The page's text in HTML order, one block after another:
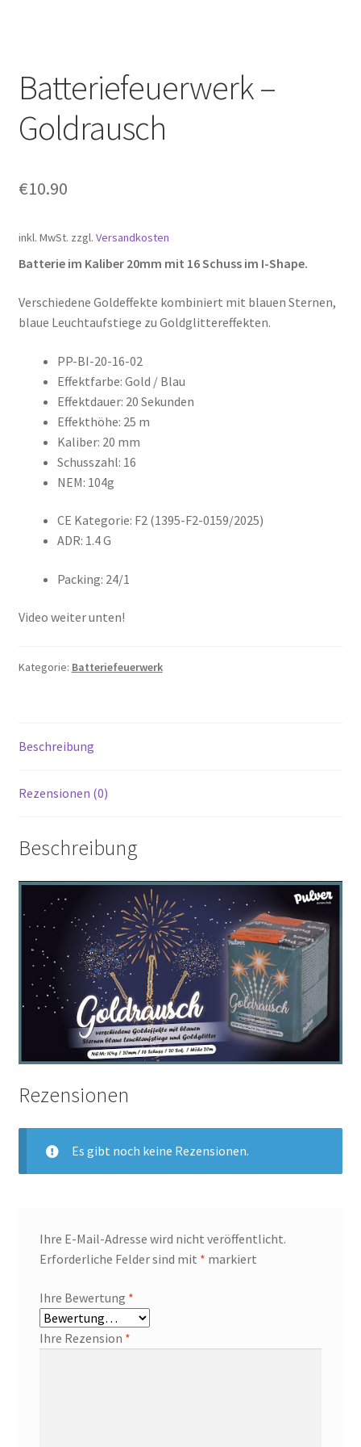
Batteriefeuerwerk –
Goldrausch
€10.90
inkl. MwSt. zzgl. Versandkosten
Batterie im Kaliber 20mm mit 16 Schuss im I-Shape.
Verschiedene Goldeffekte kombiniert mit blauen Sternen,
blaue Leuchtaufstiege zu Goldglittereffekten.
PP-BI-20-16-02
Effektfarbe: Gold / Blau
Effektdauer: 20 Sekunden
Effekthöhe: 25 m
Kaliber: 20 mm
Schusszahl: 16
NEM: 104g
CE Kategorie: F2 (1395-F2-0159/2025)
ADR: 1.4 G
Packing: 24/1
Video weiter unten!
Kategorie: Batteriefeuerwerk
Beschreibung
Rezensionen (0)
Beschreibung
Rezensionen
Es gibt noch keine Rezensionen.
Ihre E-Mail-Adresse wird nicht veröffentlicht.
Erforderliche Felder sind mit * markiert
Ihre Bewertung *
Ihre Rezension *